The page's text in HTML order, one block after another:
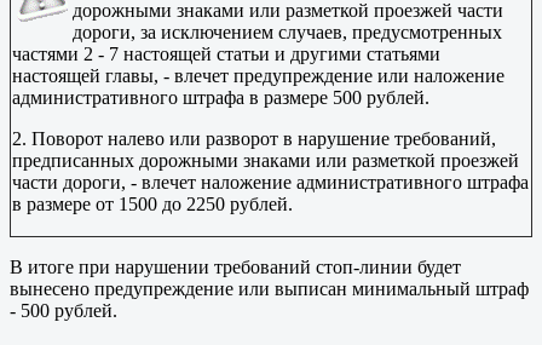
дорожными знаками или разметкой проезжей части
дороги, за исключением случаев, предусмотренных
частями 2 - 7 настоящей статьи и другими статьями
настоящей главы, - влечет предупреждение или наложение
административного штрафа в размере 500 рублей.
2. Поворот налево или разворот в нарушение требований,
предписанных дорожными знаками или разметкой проезжей
части дороги, - влечет наложение административного штрафа
в размере от 1500 до 2250 рублей.
В итоге при нарушении требований стоп-линии будет
вынесено предупреждение или выписан минимальный штраф
- 500 рублей.